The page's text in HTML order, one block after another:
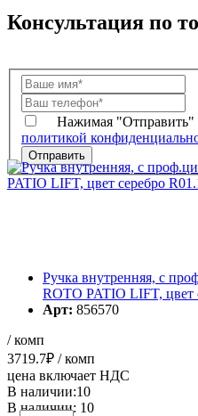
Консультация по
Нажимая "Отправить"
политикой
Ручка внутренняя, с
ROTO PATIO LIFT, цвет
Арт: 856570
/ комп
3719.7₽ / комп
цена включает НДС
В наличии:10
В наличии: 10